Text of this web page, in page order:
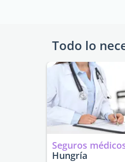
Todo lo
Seguros
Hungría